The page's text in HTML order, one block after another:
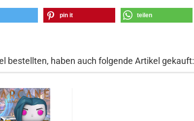
pin it teilen
bestellten, haben auch folgende Artikel gekauft: